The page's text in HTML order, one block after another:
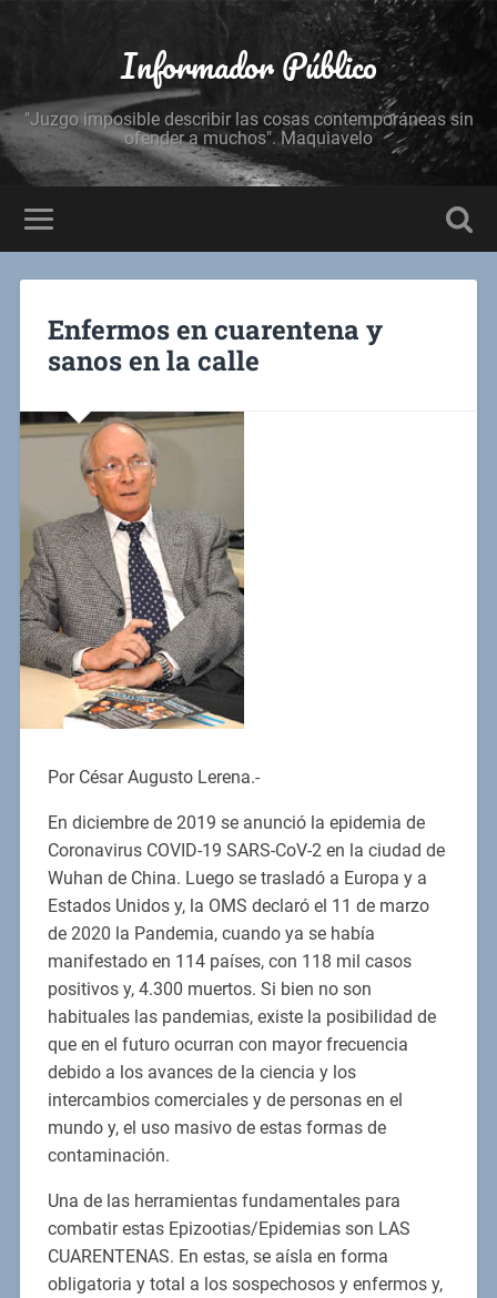
Informador Público
"Juzgo imposible describir las cosas contemporáneas sin
ofender a muchos". Maquiavelo
Enfermos en cuarentena y
sanos en la calle
Por César Augusto Lerena.-
En diciembre de 2019 se anunció la epidemia de
Coronavirus COVID-19 SARS-CoV-2 en la ciudad de
Wuhan de China. Luego se trasladó a Europa y a
Estados Unidos y, la OMS declaró el 11 de marzo
de 2020 la Pandemia, cuando ya se había
manifestado en 114 países, con 118 mil casos
positivos y, 4.300 muertos. Si bien no son
habituales las pandemias, existe la posibilidad de
que en el futuro ocurran con mayor frecuencia
debido a los avances de la ciencia y los
intercambios comerciales y de personas en el
mundo y, el uso masivo de estas formas de
contaminación.
Una de las herramientas fundamentales para
combatir estas Epizootias/Epidemias son LAS
CUARENTENAS. En estas, se aísla en forma
obligatoria y total a los sospechosos y enfermos y,